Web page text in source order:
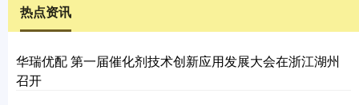
热点资讯
华瑞优配 第一届催化剂技术创新应用发展大会在浙江湖州
召开